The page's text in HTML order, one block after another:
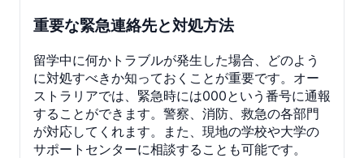
重要な緊急連絡先と対処方法
留学中に何かトラブルが発生した場合、どのよう
に対処すべきか知っておくことが重要です。オー
ストラリアでは、緊急時には000という番号に通報
することができます。警察、消防、救急の各部門
が対応してくれます。また、現地の学校や大学の
サポートセンターに相談することも可能です。